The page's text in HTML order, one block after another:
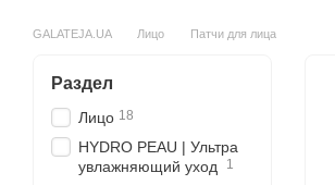
GALATEJA.UA Лицо Патчи для лица
Раздел
Лицо 18
HYDRO PEAU | Ультра
увлажняющий уход
1